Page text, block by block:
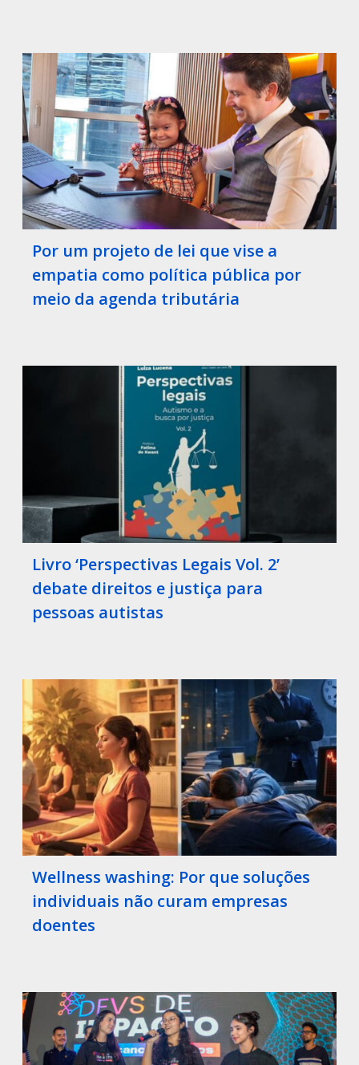
Por um projeto de lei que vise a
empatia como política pública por
meio da agenda tributária
Livro ‘Perspectivas Legais Vol. 2’
debate direitos e justiça para
pessoas autistas
Wellness washing: Por que soluções
individuais não curam empresas
doentes